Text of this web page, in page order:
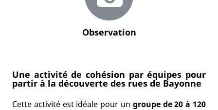
Observation
Une activité de cohésion par équipes pour
partir à la découverte des rues de Bayonne
Cette activité est idéale pour un groupe de 20 à 120